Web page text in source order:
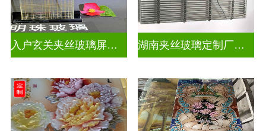
入户玄关夹丝玻璃屏风好不好 湖南夹丝玻璃定制厂家地址